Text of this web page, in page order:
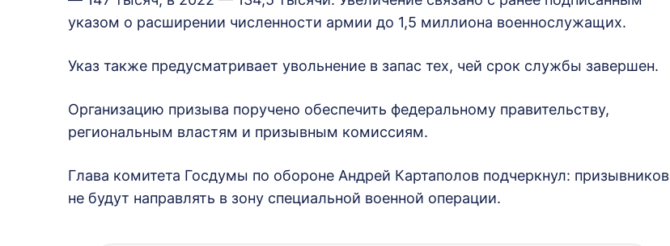
указом о расширении численности армии до 1,5 миллиона военнослужащих.
Указ также предусматривает увольнение в запас тех, чей срок службы завершен.
Организацию призыва поручено обеспечить федеральному правительству,
региональным властям и призывным комиссиям.
Глава комитета Госдумы по обороне Андрей Картаполов подчеркнул: призывников
не будут направлять в зону специальной военной операции.